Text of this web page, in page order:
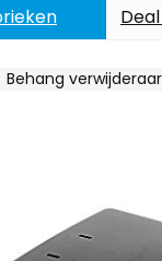
Behang verwijderaar